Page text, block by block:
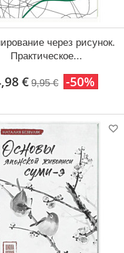
через рисунок.
Практическое...
€ 9,95 € -50%